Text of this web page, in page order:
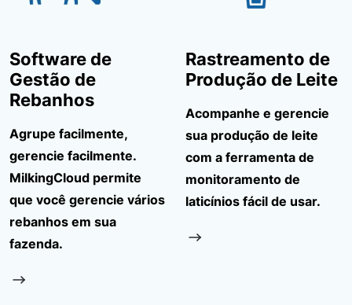
Software de
Gestão de
Rebanhos
Agrupe facilmente,
gerencie facilmente.
MilkingCloud permite
que você gerencie vários
rebanhos em sua
fazenda.
Rastreamento de
Produção de Leite
Acompanhe e gerencie
sua produção de leite
com a ferramenta de
monitoramento de
laticínios fácil de usar.